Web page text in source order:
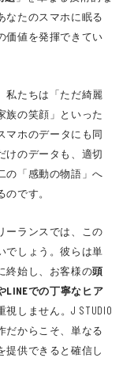
なたのスマホに眠る
価値を発揮できてい
私たちは「ただ綺麗
族の笑顔」といった
マホのデータにも同
けのデータも、適切
の「感動の物語」へ
です。
ーランスでは、この
でしょう。彼らは単
終始し、お客様の頭
LINEでの丁寧なヒア
視しません。J STUDIO
だからこそ、単なる
提供できると確信し